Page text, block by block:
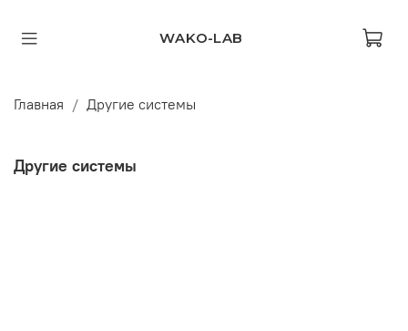
WAKO-LAB
Главная Другие системы
Другие системы